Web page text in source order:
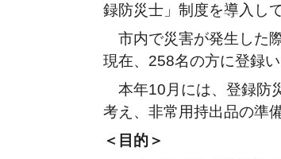
録防災士」制度を導入し
市内で災害が発生した
現在、258名の方に登録い
本年10月には、登録防
考え、非常用持出品の準
＜目的＞